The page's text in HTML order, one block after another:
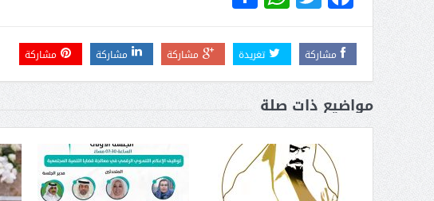
مشاركة تغريدة مشاركة مشاركة مشاركة
مواضيع ذات صلة